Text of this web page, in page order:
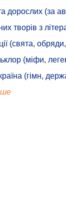
дорослих (за
творів з
(свята,
(міфи,
(гімн,